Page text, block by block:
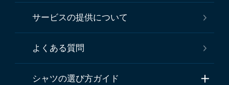
サービスの提供について
よくある質問
シャツの選び方ガイド